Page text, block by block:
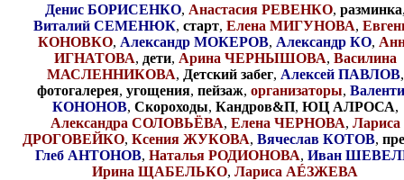
Денис БОРИСЕНКО, Анастасия РЕВЕНКО, разминка
Виталий СЕМЕНЮК, старт, Елена МИГУНОВА,
КОНОВКО, Александр МОКЕРОВ, Александр КО,
ИГНАТОВА, дети, Арина ЧЕРНЫШОВА, Василина
МАСЛЕННИКОВА, Детский забег, Алексей ПАВЛОВ,
фотогалерея,угощения,пейзаж,организаторы,
КОНОНОВ, Скороходы, Кандров&П, ЮЦ АЛРОСА,
Александра СОЛОВЬЁВА, Елена ЧЕРНОВА, Лариса
ДРОГОВЕЙКО, Ксения ЖУКОВА, Вячеслав КОТОВ,
Глеб АНТОНОВ, Наталья РОДИОНОВА, Иван
Ирина ЩАБЕЛЬКО,Лариса АÉЗЖЕВА